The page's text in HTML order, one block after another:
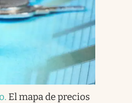
. El mapa de precios